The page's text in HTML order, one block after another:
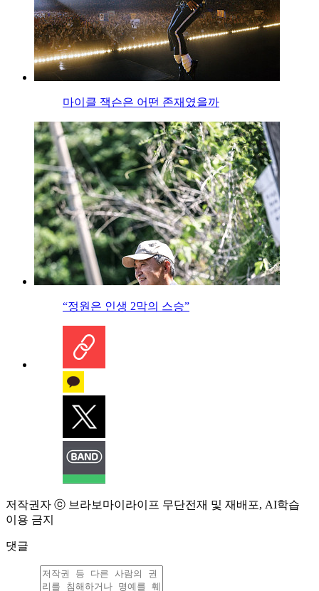
마이클 잭슨은 어떤 존재였을까
“정원은 인생 2막의 스승”
저작권자 ⓒ 브라보마이라이프 무단전재 및 재배포, AI학습
이용 금지
댓글